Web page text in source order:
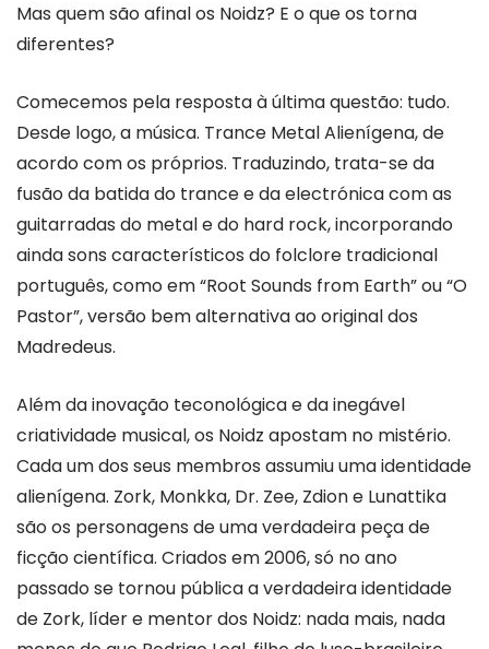
Mas quem são afinal os Noidz? E o que os torna
diferentes?
Comecemos pela resposta à última questão: tudo.
Desde logo, a música. Trance Metal Alienígena, de
acordo com os próprios. Traduzindo, trata-se da
fusão da batida do trance e da electrónica com as
guitarradas do metal e do hard rock, incorporando
ainda sons característicos do folclore tradicional
português, como em “Root Sounds from Earth” ou “O
Pastor”, versão bem alternativa ao original dos
Madredeus.
Além da inovação teconológica e da inegável
criatividade musical, os Noidz apostam no mistério.
Cada um dos seus membros assumiu uma identidade
alienígena. Zork, Monkka, Dr. Zee, Zdion e Lunattika
são os personagens de uma verdadeira peça de
ficção científica. Criados em 2006, só no ano
passado se tornou pública a verdadeira identidade
de Zork, líder e mentor dos Noidz: nada mais, nada